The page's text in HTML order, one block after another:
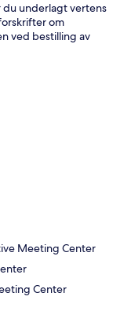
underlagt vertens
om
ved bestilling av
Meeting Center
Center